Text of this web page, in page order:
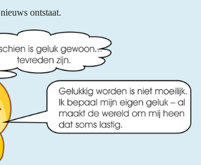
ontstaat.